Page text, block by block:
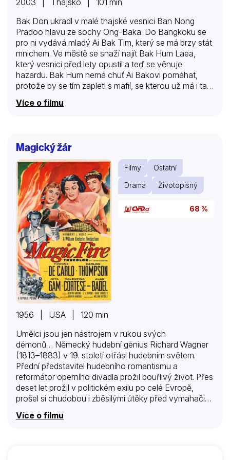
2003 | Thajsko | 101 min
Bak Don ukradl v malé thajské vesnici Ban Nong
Pradoo hlavu ze sochy Ong-Baka. Do Bangkoku se
pro ni vydává mladý Ai Bak Tim, který se má brzy stát
mnichem. Ve městě se snaží najít Bak Hum Laea,
který vesnici před lety opustil a teď se věnuje
hazardu. Bak Hum nemá chuť Ai Bakovi pomáhat,
protože by se tím zapletl s mafií, se kterou už má i tak
dost vážné problémy a chce před ní ochránit i svou
dívku Muey. Ve snaze najít ukradenou hlavu se Ai Bak
Donovi lidé. Jeho bojové umění thajského boxu je
však…
Více o filmu
Magický žár
Filmy
Ostatní
Drama
Životopisný
68 %
1956 | USA | 120 min
Umělci jsou jen nástrojem v rukou svých
démonů… Německý hudební génius Richard Wagner
(1813–1883) v 19. století otřásl hudebním světem.
Přední představitel hudebního romantismu a
reformátor operního divadla prožil bouřlivý život. Přes
deset let prožil v politickém exilu po celé Evropě,
prošel si chudobou i zběsilými útěky před vymahači
avantýr, které šokovaly tehdejší společnost. Mnoho
Více o filmu